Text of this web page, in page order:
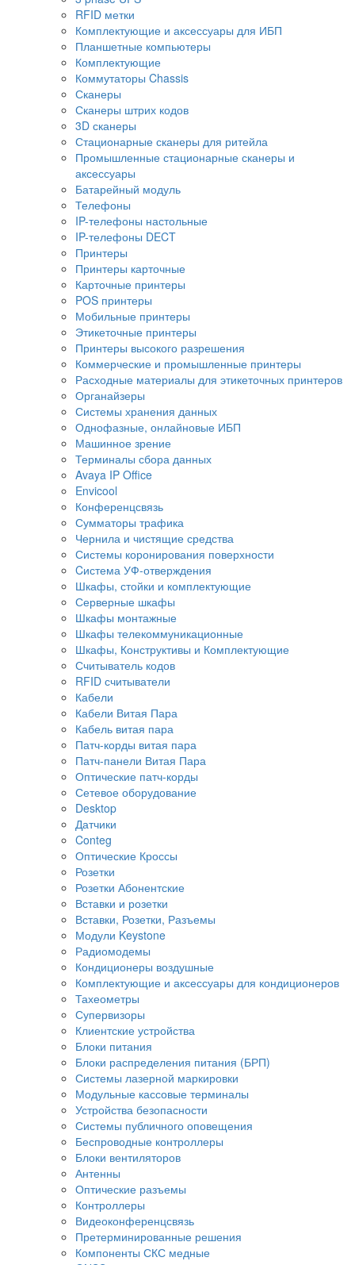
RFID метки
Комплектующие и аксессуары для ИБП
Планшетные компьютеры
Комплектующие
Коммутаторы Chassis
Сканеры
Сканеры штрих кодов
3D сканеры
Стационарные сканеры для ритейла
Промышленные стационарные сканеры и
аксессуары
Батарейный модуль
Телефоны
IP-телефоны настольные
IP-телефоны DECT
Принтеры
Принтеры карточные
Карточные принтеры
POS принтеры
Мобильные принтеры
Этикеточные принтеры
Принтеры высокого разрешения
Коммерческие и промышленные принтеры
Расходные материалы для этикеточных принтеров
Органайзеры
Системы хранения данных
Однофазные, онлайновые ИБП
Машинное зрение
Терминалы сбора данных
Avaya IP Office
Envicool
Конференцсвязь
Сумматоры трафика
Чернила и чистящие средства
Системы коронирования поверхности
Cистема УФ-отверждения
Шкафы, стойки и комплектующие
Серверные шкафы
Шкафы монтажные
Шкафы телекоммуникационные
Шкафы, Конструктивы и Комплектующие
Считыватель кодов
RFID считыватели
Кабели
Кабели Витая Пара
Кабель витая пара
Патч-корды витая пара
Патч-панели Витая Пара
Оптические патч-корды
Сетевое оборудование
Desktop
Датчики
Conteg
Оптические Кроссы
Розетки
Розетки Абонентские
Вставки и розетки
Вставки, Розетки, Разъемы
Модули Keystone
Радиомодемы
Кондиционеры воздушные
Комплектующие и аксессуары для кондиционеров
Тахеометры
Супервизоры
Клиентские устройства
Блоки питания
Блоки распределения питания (БРП)
Системы лазерной маркировки
Модульные кассовые терминалы
Устройства безопасности
Системы публичного оповещения
Беспроводные контроллеры
Блоки вентиляторов
Антенны
Оптические разъемы
Контроллеры
Видеоконференцсвязь
Претерминированные решения
Компоненты СКС медные